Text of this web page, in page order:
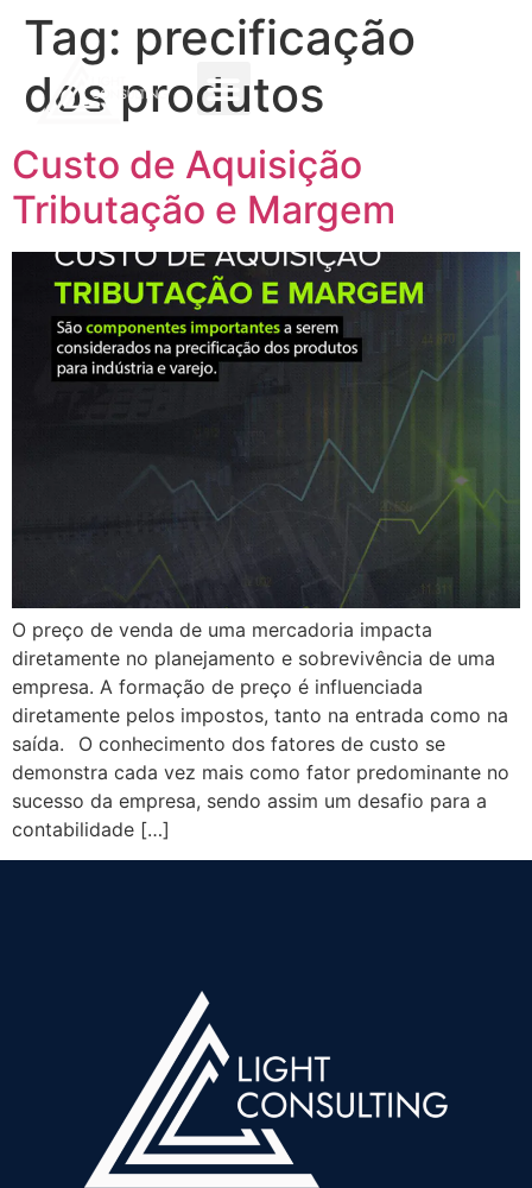
Tag: precificação
dos produtos
Custo de Aquisição
Tributação e Margem
O preço de venda de uma mercadoria impacta
diretamente no planejamento e sobrevivência de uma
empresa. A formação de preço é influenciada
diretamente pelos impostos, tanto na entrada como na
saída.⠀O conhecimento dos fatores de custo se
demonstra cada vez mais como fator predominante no
sucesso da empresa, sendo assim um desafio para a
contabilidade […]